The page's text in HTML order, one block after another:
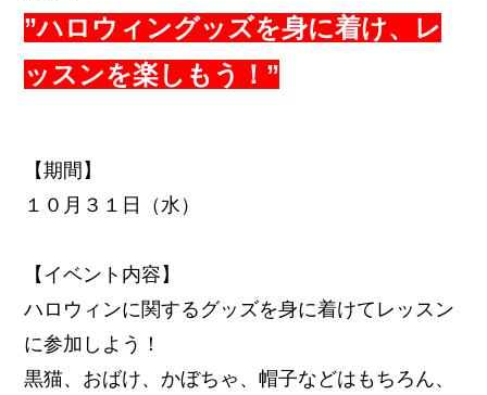
”ハロウィングッズを身に着け、レ
ッスンを楽しもう！”
【期間】
１０月３１日（水）
【イベント内容 】
ハロウィンに関するグッズを身に着けてレッスン
に参加しよう！
黒猫、おばけ、かぼちゃ、帽子などはもちろん、